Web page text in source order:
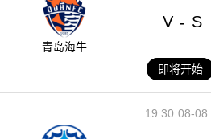
青岛海牛
V - S
即将开始
08-08
19:30